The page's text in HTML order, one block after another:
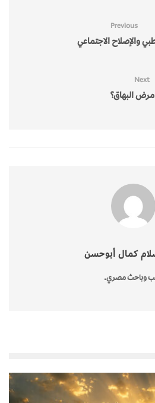
Previous
والإصلاح الاجتماعي
Next
البهاق؟
كمال أبوحسن
وباحث مصري.